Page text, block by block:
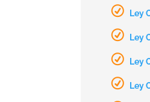
Ley
Ley
Ley
Ley